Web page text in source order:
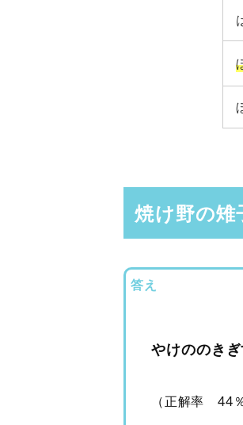
焼け野の雉
答え
やけののき
（正解率 44